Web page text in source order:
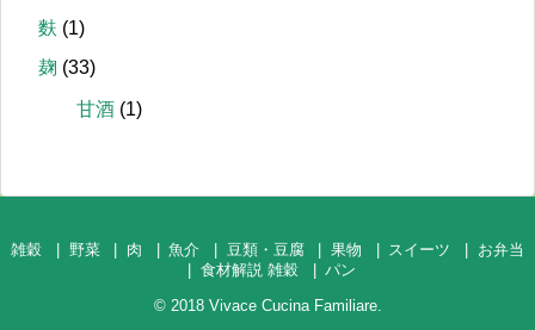
麩 (1)
麹 (33)
甘酒 (1)
雑穀 野菜 肉 魚介 豆類・豆腐 果物 スイーツ
お弁当
食材解説 雑穀
パン
© 2018 Vivace Cucina Familiare.